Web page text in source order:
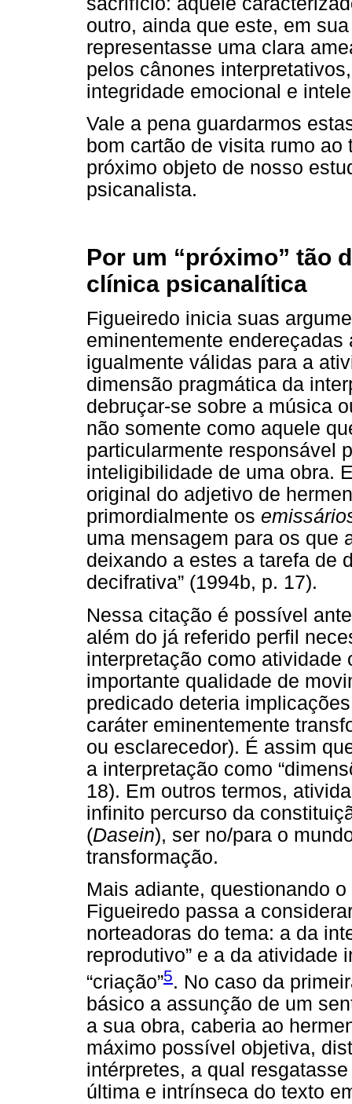
outro, ainda que este, em
representasse uma clara
pelos cânones
integridade emocional e
Vale a pena guardarmos
bom cartão de visita rumo
próximo objeto de nosso
psicanalista.
Por um “próximo” tão
clínica psicanalítica
Figueiredo inicia suas
eminentemente
igualmente válidas para a
dimensão pragmática da
debruçar-se sobre a música
não somente como aquele
particularmente responsável
inteligibilidade de uma obra.
original do adjetivo de
primordialmente os
uma mensagem para os que
deixando a estes a tarefa de
decifrativa” (1994b, p. 17).
Nessa citação é possível
além do já referido perfil
interpretação como
importante qualidade de
predicado deteria
caráter eminentemente
ou esclarecedor). É assim
a interpretação como
18). Em outros termos,
infinito percurso da
(Dasein), ser no/para o
transformação.
Mais adiante, questionando
Figueiredo passa a
norteadoras do tema: a da
reprodutivo” e a da atividade
“criação”5. No caso da
básico a assunção de um
a sua obra, caberia ao
máximo possível objetiva,
intérpretes, a qual
última e intrínseca do texto